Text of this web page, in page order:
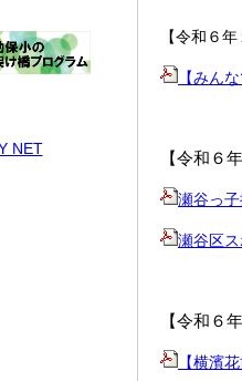
NET
【令和６
【みん
【令和６
瀬谷っ
瀬谷区
【令和６
【横濱